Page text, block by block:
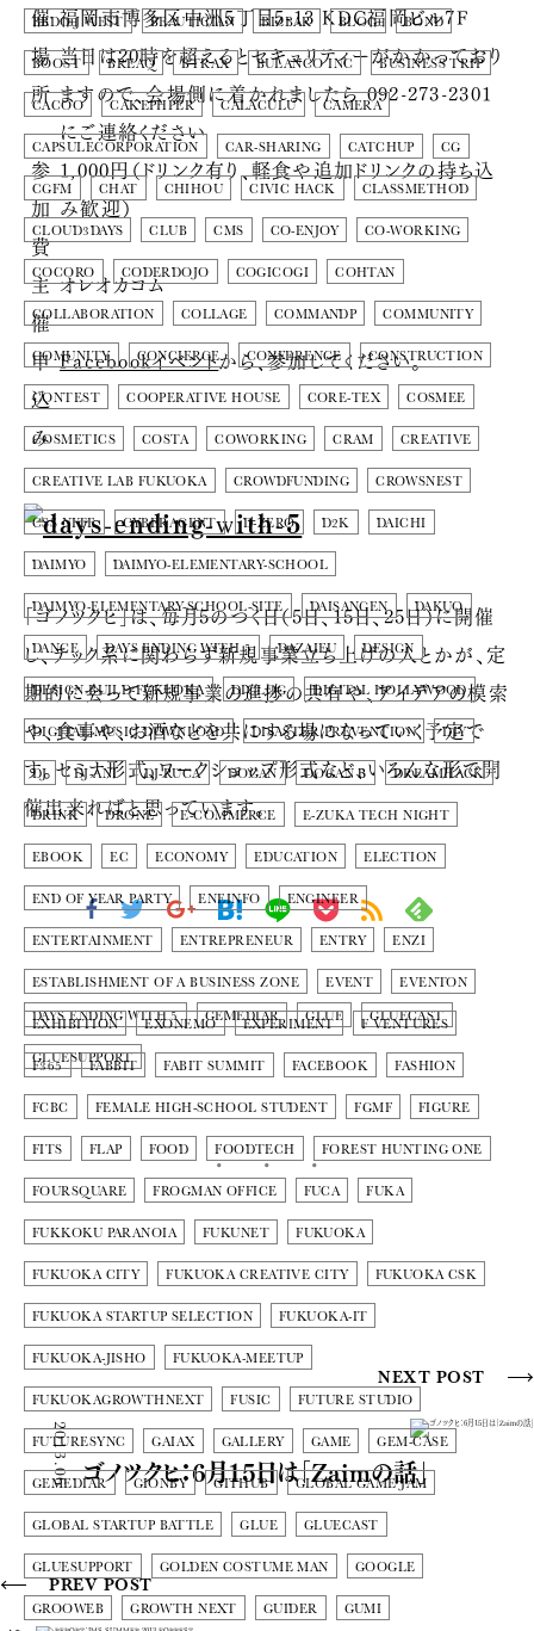
BBDO J WEST BEAUTICIAN BIZBAR BLOG BOND
BOOST BREAQ BTRAX BULANCO INC BUSINESS TRIP
CACOO CAKEPHPER CALACULU CAMERA
CAPSULECORPORATION CAR-SHARING CATCHUP CG
CGFM CHAT CHIHOU CIVIC HACK CLASSMETHOD
CLOUD3DAYS CLUB CMS CO-ENJOY CO-WORKING
COCORO CODERDOJO COGICOGI COHTAN
COLLABORATION COLLAGE COMMANDP COMMUNITY
COMUNITY CONCIERGE CONFERENCE CONSTRUCTION
CONTEST COOPERATIVE HOUSE CORE-TEX COSMEE
COSMETICS COSTA COWORKING CRAM CREATIVE
CREATIVE LAB FUKUOKA CROWDFUNDING CROWSNEST
CSS NITE CYBERAGENT D-ZERO D2K DAICHI
DAIMYO DAIMYO-ELEMENTARY-SCHOOL
DAIMYO-ELEMENTARY-SCHOOL-SITE DAISANGEN DAKUO
DANCE DAYS ENDING WITH 5 DAZAIFU DESIGN
DESIGN-BUILD-FUKUOKA DICLOG DIGITAL HOLLYWOOD
DIGITAL MUSIC DOWNLOAD DISASTER PREVENTION DIY
DJ DJ-ANI DJ-RUCA DOGAN DOGAN Β DREAMHACK
DRINK DRONE E-COMMERCE E-ZUKA TECH NIGHT
EBOOK EC ECONOMY EDUCATION ELECTION
END OF YEAR PARTY ENEINFO ENGINEER
ENTERTAINMENT ENTREPRENEUR ENTRY ENZI
ESTABLISHMENT OF A BUSINESS ZONE EVENT EVENTON
EXHIBITION EXONEMO EXPERIMENT F VENTURES
F365 FABBIT FABIT SUMMIT FACEBOOK FASHION
FCBC FEMALE HIGH-SCHOOL STUDENT FGMF FIGURE
FITS FLAP FOOD FOODTECH FOREST HUNTING ONE
FOURSQUARE FROGMAN OFFICE FUCA FUKA
FUKKOKU PARANOIA FUKUNET FUKUOKA
FUKUOKA CITY FUKUOKA CREATIVE CITY FUKUOKA CSK
FUKUOKA STARTUP SELECTION FUKUOKA-IT
FUKUOKA-JISHO FUKUOKA-MEETUP
FUKUOKAGROWTHNEXT FUSIC FUTURE STUDIO
FUTURESYNC GAIAX GALLERY GAME GEM-CASE
GEMEDIAR GIONBY GITHUB GLOBAL GAME JAM
GLOBAL STARTUP BATTLE GLUE GLUECAST
GLUESUPPORT GOLDEN COSTUME MAN GOOGLE
GROOWEB GROWTH NEXT GUIDER GUMI
催
場
所
福岡市博多区中洲5丁目5-13 KDC福岡ビル7F
当日は20時を超えるとセキュリティーがかかっており
ますので、会場側に着かれましたら 092-273-2301
にご連絡ください
参
加
費
1,000円（ドリンク有り、軽食や追加ドリンクの持ち込
み歓迎）
主
催
オレオカコム
申
込
み
Facebookイベントから、参加してください。
「ゴノツクヒ」は、毎月5のつく日（5日、15日、25日）に開催
し、テック系に関わらず新規事業立ち上げの人とかが、定
期的に会って新規事業の進捗の共有や、アイデアの模索
や、食事や、お酒などを共にする場になっていく予定で
す。セミナ形式、ワークショップ形式など、いろんな形で開
催出来ればと思っています。
DAYS ENDING WITH 5 GEMEDIAR GLUE GLUECAST
GLUESUPPORT
PREV POST
NEXT POST
ゴノツクヒ：6月15日は「Zaimの話」
2013.06.14